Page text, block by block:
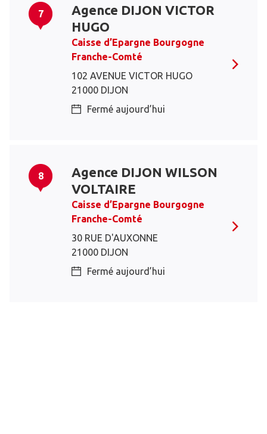
7
Agence DIJON VICTOR
HUGO
Caisse d’Epargne Bourgogne
Franche-Comté
102 AVENUE VICTOR HUGO
21000 DIJON
Fermé aujourd’hui
8
Agence DIJON WILSON
VOLTAIRE
Caisse d’Epargne Bourgogne
Franche-Comté
30 RUE D'AUXONNE
21000 DIJON
Fermé aujourd’hui